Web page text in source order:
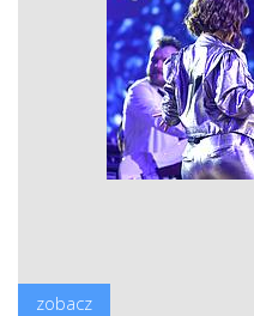
zobacz